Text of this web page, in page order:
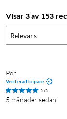
Visar 3 av 153
Relevans
Per
Verifierad köpare
5/5
5 månader sedan